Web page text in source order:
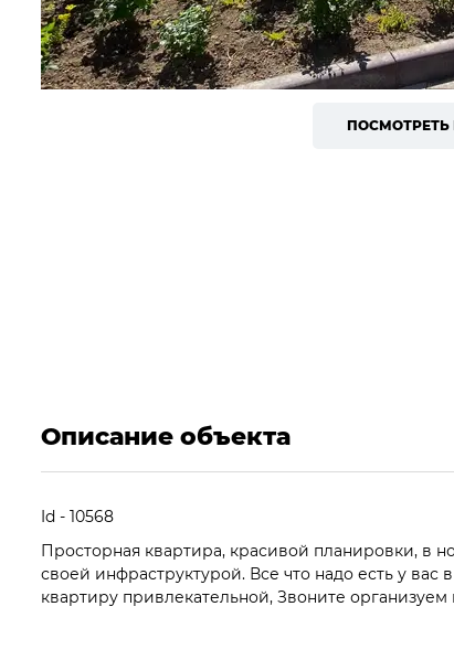
ПОСМОТРЕТЬ
Описание объекта
Id - 10568
Просторная квартира, красивой планировки, в
своей инфраструктурой. Все что надо есть у
квартиру привлекательной, Звоните организуем